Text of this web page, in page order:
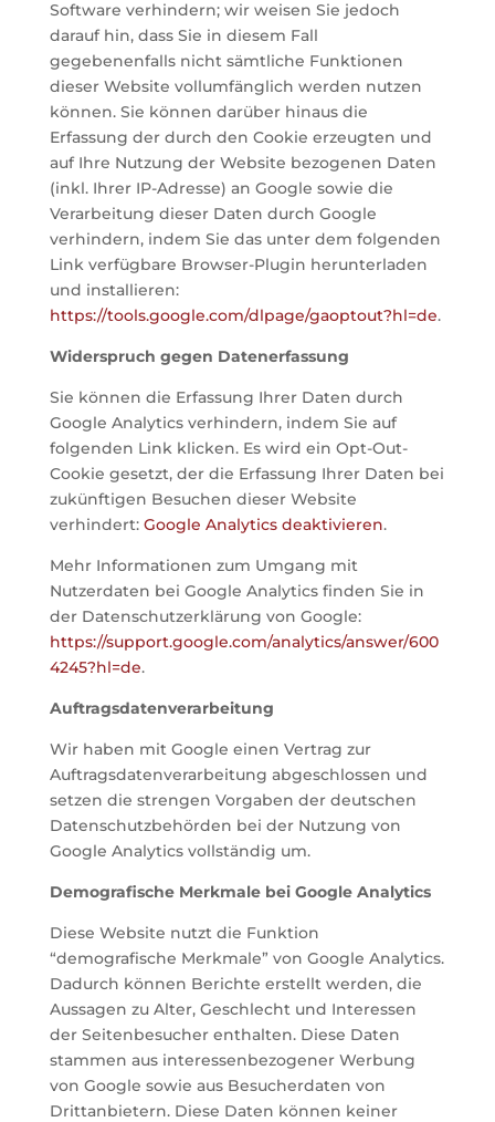
Software verhindern; wir weisen Sie jedoch
darauf hin, dass Sie in diesem Fall
gegebenenfalls nicht sämtliche Funktionen
dieser Website vollumfänglich werden nutzen
können. Sie können darüber hinaus die
Erfassung der durch den Cookie erzeugten und
auf Ihre Nutzung der Website bezogenen Daten
(inkl. Ihrer IP-Adresse) an Google sowie die
Verarbeitung dieser Daten durch Google
verhindern, indem Sie das unter dem folgenden
Link verfügbare Browser-Plugin herunterladen
und installieren:
https://tools.google.com/dlpage/gaoptout?hl=de.
Widerspruch gegen Datenerfassung
Sie können die Erfassung Ihrer Daten durch
Google Analytics verhindern, indem Sie auf
folgenden Link klicken. Es wird ein Opt-Out-
Cookie gesetzt, der die Erfassung Ihrer Daten bei
zukünftigen Besuchen dieser Website
verhindert: Google Analytics deaktivieren.
Mehr Informationen zum Umgang mit
Nutzerdaten bei Google Analytics finden Sie in
der Datenschutzerklärung von Google:
https://support.google.com/analytics/answer/600
4245?hl=de.
Auftragsdatenverarbeitung
Wir haben mit Google einen Vertrag zur
Auftragsdatenverarbeitung abgeschlossen und
setzen die strengen Vorgaben der deutschen
Datenschutzbehörden bei der Nutzung von
Google Analytics vollständig um.
Demografische Merkmale bei Google Analytics
Diese Website nutzt die Funktion
“demografische Merkmale” von Google Analytics.
Dadurch können Berichte erstellt werden, die
Aussagen zu Alter, Geschlecht und Interessen
der Seitenbesucher enthalten. Diese Daten
stammen aus interessenbezogener Werbung
von Google sowie aus Besucherdaten von
Drittanbietern. Diese Daten können keiner